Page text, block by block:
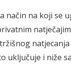
način na koji se
uključuje i niže